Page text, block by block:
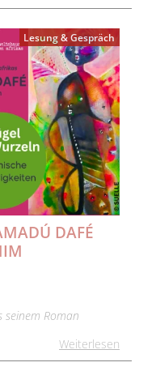
Lesung & Gespräch
DAFÉ
seinem Roman
Weiterlesen